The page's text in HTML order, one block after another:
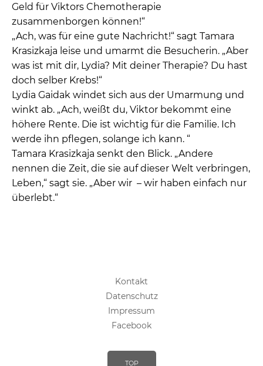
Geld für Viktors Chemotherapie
zusammenborgen können!“
„Ach, was für eine gute Nachricht!“ sagt Tamara
Krasizkaja leise und umarmt die Besucherin. „Aber
was ist mit dir, Lydia? Mit deiner Therapie? Du hast
doch selber Krebs!“
Lydia Gaidak windet sich aus der Umarmung und
winkt ab. „Ach, weißt du, Viktor bekommt eine
höhere Rente. Die ist wichtig für die Familie. Ich
werde ihn pflegen, solange ich kann. “
Tamara Krasizkaja senkt den Blick. „Andere
nennen die Zeit, die sie auf dieser Welt verbringen,
Leben,“ sagt sie. „Aber wir – wir haben einfach nur
überlebt.“
Kontakt
Datenschutz
Impressum
Facebook
TOP